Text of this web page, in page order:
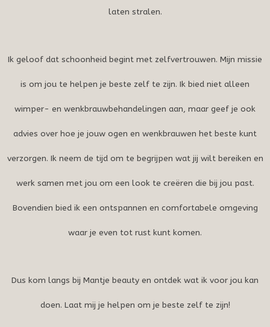
laten stralen.
Ik geloof dat schoonheid begint met zelfvertrouwen. Mijn missie
is om jou te helpen je beste zelf te zijn. Ik bied niet alleen
wimper- en wenkbrauwbehandelingen aan, maar geef je ook
advies over hoe je jouw ogen en wenkbrauwen het beste kunt
verzorgen. Ik neem de tijd om te begrijpen wat jij wilt bereiken en
werk samen met jou om een look te creëren die bij jou past.
Bovendien bied ik een ontspannen en comfortabele omgeving
waar je even tot rust kunt komen.
Dus kom langs bij Mantje beauty en ontdek wat ik voor jou kan
doen. Laat mij je helpen om je beste zelf te zijn!